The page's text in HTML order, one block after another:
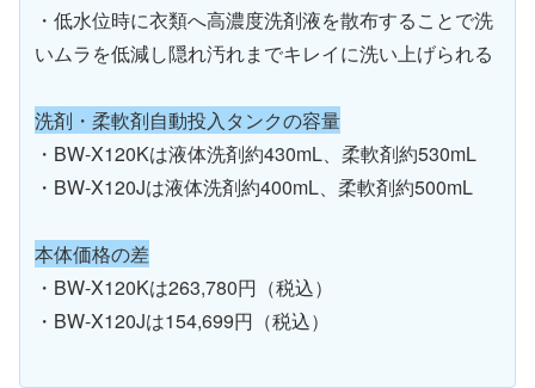
・低水位時に衣類へ高濃度洗剤液を散布することで洗
いムラを低減し隠れ汚れまでキレイに洗い上げられる
洗剤・柔軟剤自動投入タンクの容量
・BW-X120Kは液体洗剤約430mL、柔軟剤約530mL
・BW-X120Jは液体洗剤約400mL、柔軟剤約500mL
本体価格の差
・BW-X120Kは263,780円（税込）
・BW-X120Jは154,699円（税込）